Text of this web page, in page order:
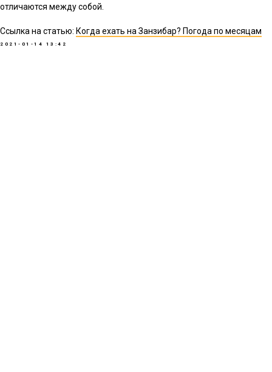
отличаются между собой.
Ссылка на статью: Когда ехать на Занзибар? Погода по месяцам
2021-01-14 13:42